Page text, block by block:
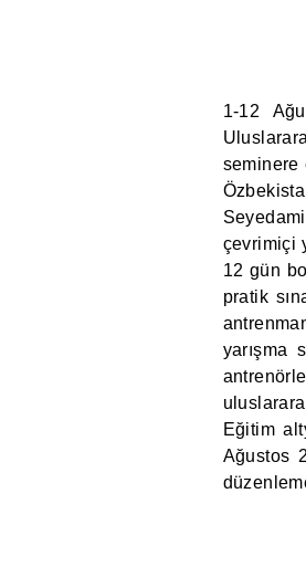
1-12
seminere
çevrimiçi
12 gün
pratik
yarışma
Eğitim
Ağustos